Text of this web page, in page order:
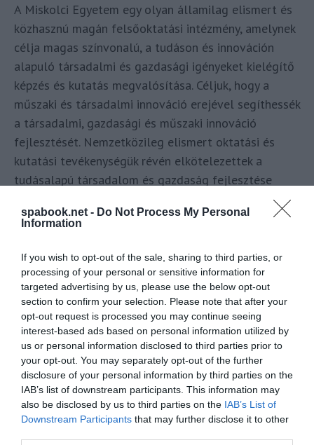
spabook.net - Do Not Process My Personal
Information
If you wish to opt-out of the sale, sharing to third parties, or
processing of your personal or sensitive information for
targeted advertising by us, please use the below opt-out
section to confirm your selection. Please note that after your
opt-out request is processed you may continue seeing
interest-based ads based on personal information utilized by
us or personal information disclosed to third parties prior to
your opt-out. You may separately opt-out of the further
disclosure of your personal information by third parties on the
IAB’s list of downstream participants. This information may
also be disclosed by us to third parties on the IAB’s List of
Downstream Participants that may further disclose it to other
A Miskolci Egyetem egy olyan államilag elismert és
közhasznú magán felsőoktatási intézmény, amelynek
célja magas színvonalú, a tudáson és innováción
alapuló társadalmi és gazdasági igényeket kielégítő
képzés és kutatás megvalósítása. Céljuk, hogy a
műszaki és társadalmi innováció erejével segíthessék
a társadalmi, gazdasági és műszaki innováció
fejlesztését. Nemzetközileg elismert oktatási és
kutatási tevékenységük révén elkötelezettek a
tudásalapú társadalom és gazdaság fejlesztése
tudásközpontként működnek az országos és
„Tudományos kutatás és fejlesztés terén a Miskolci Egyetem
készséggel segíti a Wellis-t a Felsőoktatási és Ipari
Együttműködési Központ kötelékében működő kutatási
egységeken keresztül. Legyen szó gyártással kapcsolatos
fejlesztésekről, receptúra fejlesztésről, anyagvizsgálati
mérésekről, biodegradációs kísérletekről, fenntarthatósági
lépések feltárásáról, vagy egyéb kutatási és fejlesztési
feladatokról az egyetemünk elkötelezett az együttműködés
mellett.”
– tette hozzá a Miskolci Egyetem Rektora, Prof. Dr. Horváth Zita